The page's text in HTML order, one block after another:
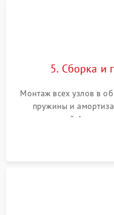
5. Сборка и
Монтаж всех узлов в
пружины и
надежной
герметиком для